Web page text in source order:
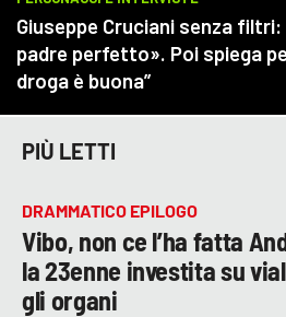
PIÙ LETTI
DRAMMATICO EPILOGO
Vibo, non ce l’ha fatta
la 23enne investita su
gli organi